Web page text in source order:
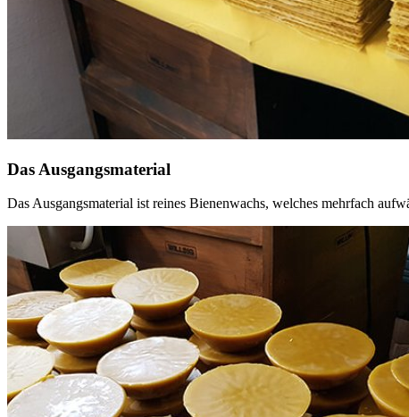
Das Ausgangsmaterial
Das Ausgangsmaterial ist reines Bienenwachs, welches mehrfach